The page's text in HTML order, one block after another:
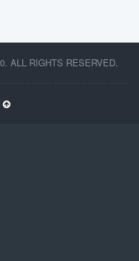
ALL RIGHTS RESERVED.